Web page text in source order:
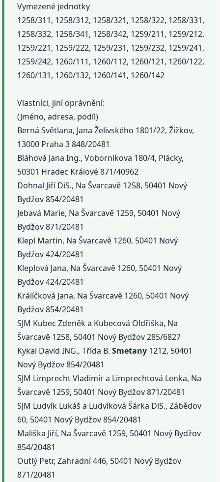
Vymezené jednotky
1258/311, 1258/312, 1258/321, 1258/322, 1258/331,
1258/332, 1258/341, 1258/342, 1259/211, 1259/212,
1259/221, 1259/222, 1259/231, 1259/232, 1259/241,
1259/242, 1260/111, 1260/112, 1260/121, 1260/122,
1260/131, 1260/132, 1260/141, 1260/142
Vlastníci, jiní oprávnění:
(Jméno, adresa, podíl)
Berná Světlana, Jana Želivského 1801/22, Žižkov,
13000 Praha 3 848/20481
Bláhová Jana Ing., Voborníkova 180/4, Plácky,
50301 Hradec Králové 871/40962
Dohnal Jiří DiS., Na Švarcavě 1258, 50401 Nový
Bydžov 854/20481
Jebavá Marie, Na Švarcavě 1259, 50401 Nový
Bydžov 871/20481
Klepl Martin, Na Švarcavě 1260, 50401 Nový
Bydžov 424/20481
Kleplová Jana, Na Švarcavě 1260, 50401 Nový
Bydžov 424/20481
Králíčková Jana, Na Švarcavě 1260, 50401 Nový
Bydžov 854/20481
SJM Kubec Zdeněk a Kubecová Oldřiška, Na
Švarcavě 1258, 50401 Nový Bydžov 285/6827
Kykal David ING., Třída B.Smetany 1212, 50401
Nový Bydžov 854/20481
SJM Limprecht Vladimír a Limprechtová Lenka, Na
Švarcavě 1259, 50401 Nový Bydžov 871/20481
SJM Ludvík Lukáš a Ludvíková Šárka DiS., Zábědov
60, 50401 Nový Bydžov 854/20481
Mališka Jiří, Na Švarcavě 1259, 50401 Nový Bydžov
854/20481
Outlý Petr, Zahradní 446, 50401 Nový Bydžov
871/20481